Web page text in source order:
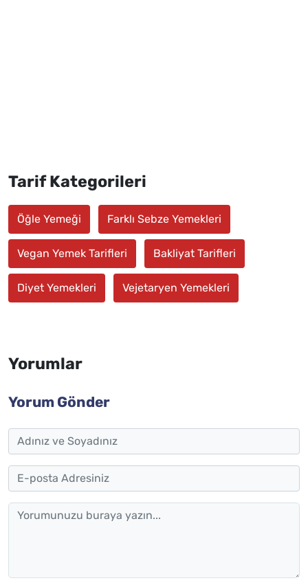
Tarif Kategorileri
Öğle Yemeği Farklı Sebze Yemekleri
Vegan Yemek Tarifleri Bakliyat Tarifleri
Diyet Yemekleri Vejetaryen Yemekleri
Yorumlar
Yorum Gönder